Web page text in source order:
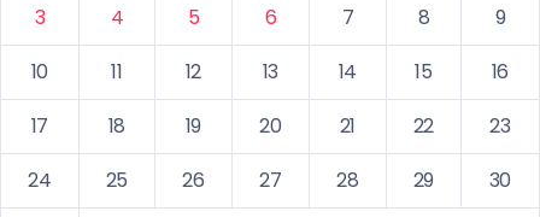
3
4 5 6 7 8
9
10
11 12 13 14 15
16
17
18 19 20 21 22
23
24
25 26 27 28 29
30